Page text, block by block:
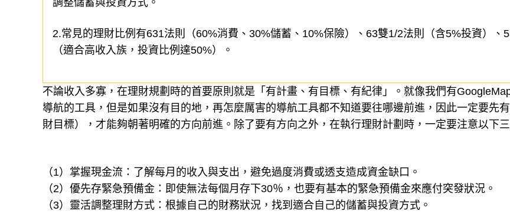
調整儲蓄與投資方式。
2.常見的理財比例有631法則（60%消費、30%儲蓄、10%保險）、63雙1/2法則（含5%投資）、
（適合高收入族，投資比例達50%）。
不論收入多寡，在理財規劃時的首要原則就是「有計畫、有目標、有紀律」。就像我們有
導航的工具，但是如果沒有目的地，再怎麼厲害的導航工具都不知道要往哪邊前進，因此一定要先
財目標），才能夠朝著明確的方向前進。除了要有方向之外，在執行理財計劃時，一定要注意以下三
（1）掌握現金流：了解每月的收入與支出，避免過度消費或透支造成資金缺口。
（2）優先存緊急預備金：即使無法每個月存下30％，也要有基本的緊急預備金來應付突發狀況。
（3）靈活調整理財方式：根據自己的財務狀況，找到適合自己的儲蓄與投資方式。